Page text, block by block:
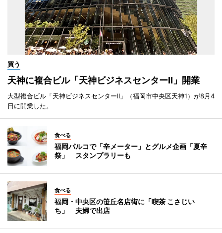
買う
天神に複合ビル「天神ビジネスセンターII」開業
大型複合ビル「天神ビジネスセンターII」（福岡市中央区天神1）が8月4
日に開業した。
食べる
福岡パルコで「辛メーター」とグルメ企画「夏辛
祭」 スタンプラリーも
食べる
福岡・中央区の笹丘名店街に「喫茶 こさじい
ち」 夫婦で出店